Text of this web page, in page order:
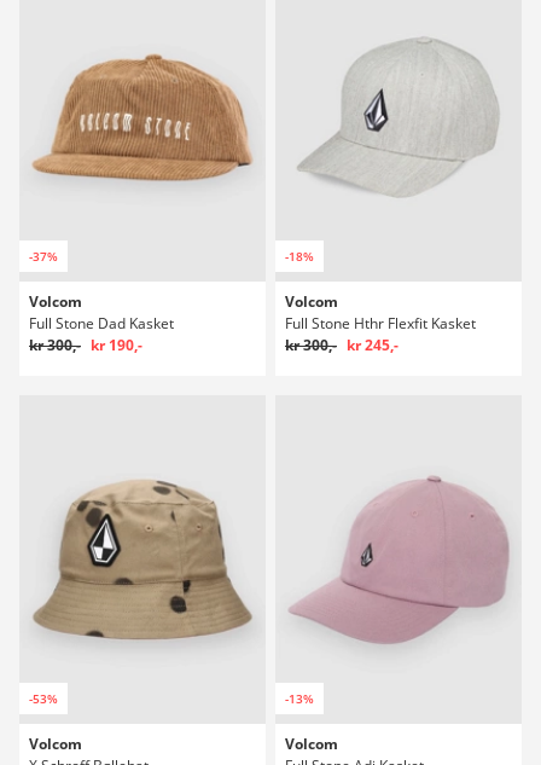
-37%
Volcom
Full Stone Dad Kasket
kr 300,- kr 190,-
-18%
Volcom
Full Stone Hthr Flexfit Kasket
kr 300,- kr 245,-
-53%
Volcom
-13%
Volcom